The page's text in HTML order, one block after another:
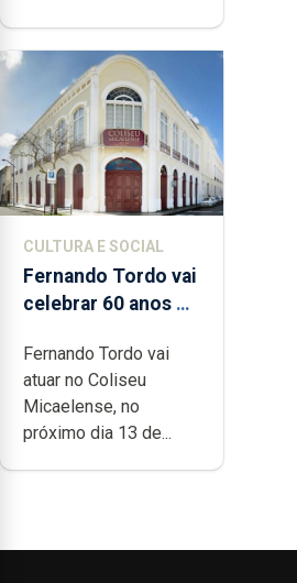
CULTURA E SOCIAL
Fernando Tordo vai
celebrar 60 anos de
Micaelense
Fernando Tordo vai
atuar no Coliseu
Micaelense, no
próximo dia 13 de...